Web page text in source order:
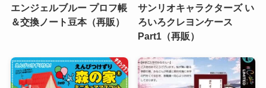
エンジェルブルー プロフ帳
＆交換ノート豆本（再販）
サンリオキャラクターズ い
ろいろクレヨンケース
Part1（再販）